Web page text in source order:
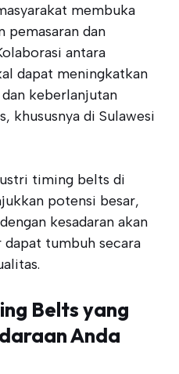
membuka
pemasaran dan
antara
dapat meningkatkan
keberlanjutan
khususnya di Sulawesi
timing belts di
potensi besar,
kesadaran akan
dapat tumbuh secara
Belts yang
Anda